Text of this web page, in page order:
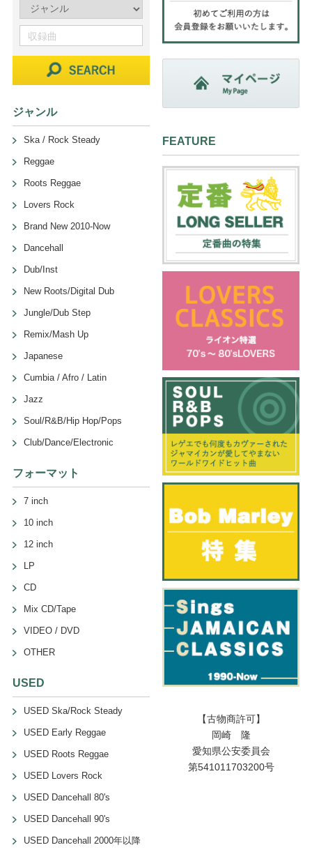
ジャンル
Ska / Rock Steady
Reggae
Roots Reggae
Lovers Rock
Brand New 2010-Now
Dancehall
Dub/Inst
New Roots/Digital Dub
Jungle/Dub Step
Remix/Mash Up
Japanese
Cumbia / Afro / Latin
Jazz
Soul/R&B/Hip Hop/Pops
Club/Dance/Electronic
フォーマット
7 inch
10 inch
12 inch
LP
CD
Mix CD/Tape
VIDEO / DVD
OTHER
USED
USED Ska/Rock Steady
USED Early Reggae
USED Roots Reggae
USED Lovers Rock
USED Dancehall 80's
USED Dancehall 90's
USED Dancehall 2000年以降
FEATURE
【古物商許可】
岡崎 隆
愛知県公安委員会
第541011703200号